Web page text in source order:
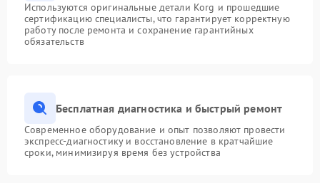
Используются оригинальные детали Korg и прошедшие
сертификацию специалисты, что гарантирует корректную
работу после ремонта и сохранение гарантийных
обязательств
Бесплатная диагностика и быстрый ремонт
Современное оборудование и опыт позволяют провести
экспресс-диагностику и восстановление в кратчайшие
сроки, минимизируя время без устройства